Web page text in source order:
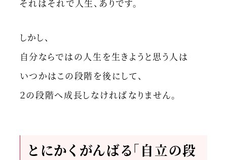
それはそれで人生、ありです。
しかし、
自分ならではの人生を生きようと思う人は
いつかはこの段階を後にして、
２の段階へ成長しなければなりません。
とにかくがんばる「自立の段